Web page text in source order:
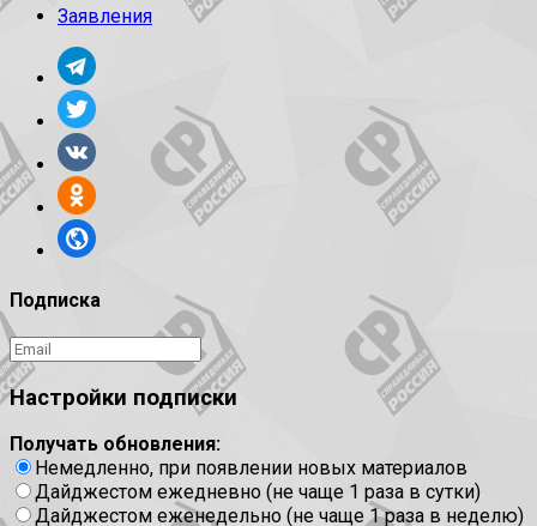
Заявления
Подписка
Настройки подписки
Получать обновления:
Немедленно, при появлении новых материалов
Дайджестом ежедневно (не чаще 1 раза в сутки)
Дайджестом еженедельно (не чаще 1 раза в неделю)